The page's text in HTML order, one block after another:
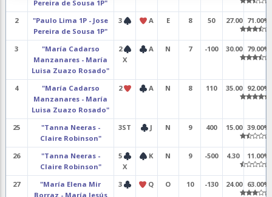
Pereira de Sousa 1P"
2
"Paulo Lima 1P - Jose
Pereira de Sousa 1P"
3 A E 8 50 27.00 71.00%
3
"María Cadarso
Manzanares - María
Luisa Zuazo Rosado"
2
X
A N 7 -100 30.00 79.00%
4
"María Cadarso
Manzanares - María
Luisa Zuazo Rosado"
2 A N 8 110 35.00 92.00%
25
"Tanna Neeras -
Claire Robinson"
3ST J N 9 400 15.00 39.00%
26
"Tanna Neeras -
Claire Robinson"
5
X
K N 9 -500 4.30 11.00%
27
"María Elena Mir
Borraz - María Jesús
3 Q O 10 -130 24.00 63.00%